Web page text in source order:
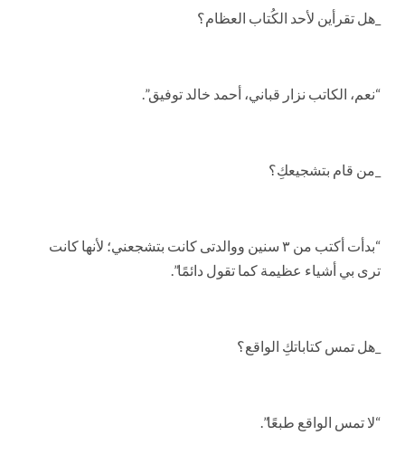
_هل تقرأين لأحد الكُتاب العظام؟
“نعم، الكاتب نزار قباني، أحمد خالد توفيق”.
_من قام بتشجيعكِ؟
“بدأت أكتب من ٣ سنين ووالدتى كانت بتشجعني؛ لأنها كانت
ترى بي أشياء عظيمة كما تقول دائمًا”.
_هل تمس كتاباتكِ الواقع؟
“لا تمس الواقع طبعًا”.